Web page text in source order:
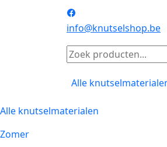
info@knutselshop.be
Alle
Alle knutselmaterialen
Zomer